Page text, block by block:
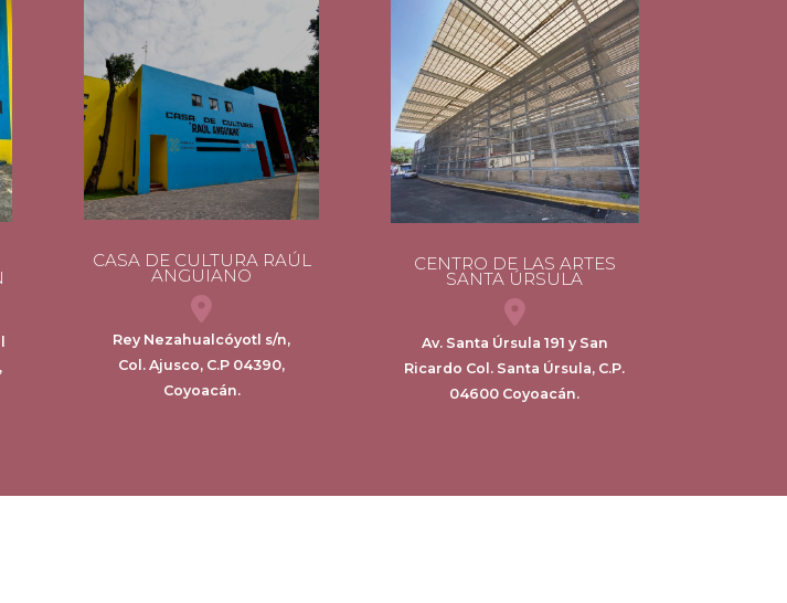
CASA DE CULTURA RAÚL
ANGUIANO
Rey Nezahualcóyotl s/n,
Col. Ajusco, C.P 04390,
Coyoacán.
CENTRO DE LAS ARTES
SANTA ÚRSULA
Av. Santa Úrsula 191 y San
Ricardo Col. Santa Úrsula, C.P.
04600 Coyoacán.